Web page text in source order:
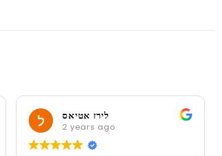
לירז אטיאס
2 years ago